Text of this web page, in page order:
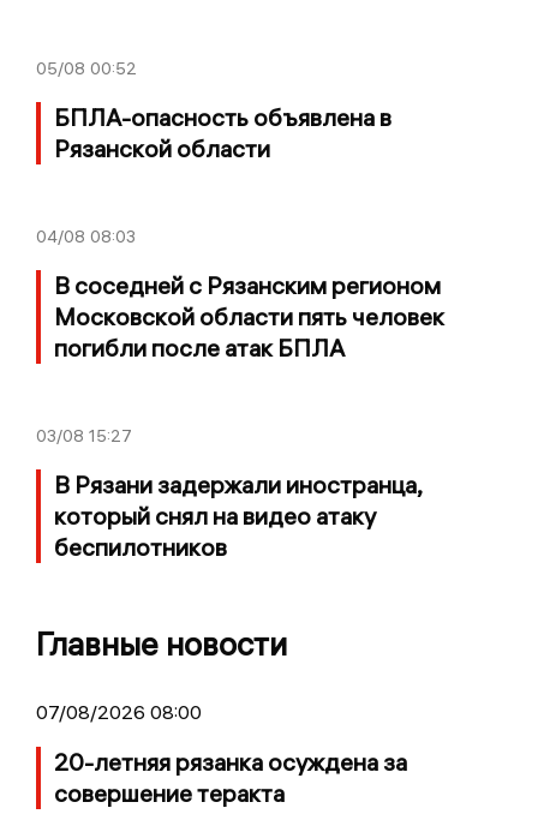
05/08 00:52
БПЛА-опасность объявлена в
Рязанской области
04/08 08:03
В соседней с Рязанским регионом
Московской области пять человек
погибли после атак БПЛА
03/08 15:27
В Рязани задержали иностранца,
который снял на видео атаку
беспилотников
Главные новости
07/08/2026 08:00
20-летняя рязанка осуждена за
совершение теракта